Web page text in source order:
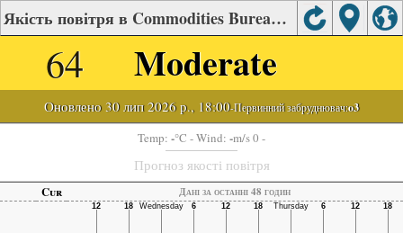
Якість повітря в Commodities Bureau, Tangshan
64 Moderate
Оновлено 30 лип 2026 р., 18:00-Первинний забруднювач:o3
Temp: -°C - Wind: -m/s 0 -
Прогноз якості повітря
Cur Дані за останні 48 годин